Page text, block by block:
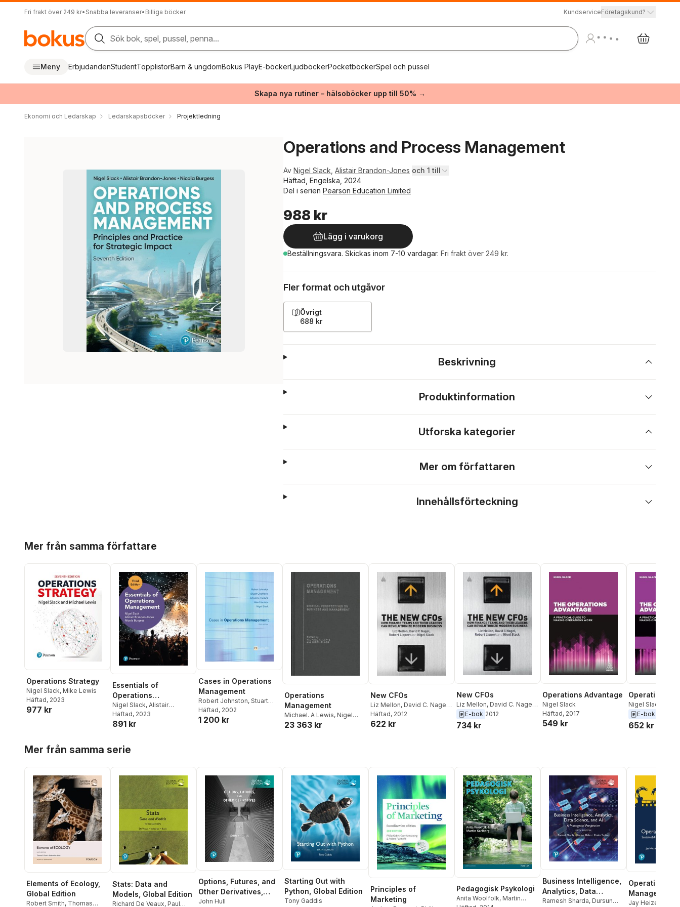
Fri frakt över 249 kr• Snabba leveranser• Billiga böcker KundserviceFöretagskund?
Sök bok, spel, pussel, penna...
Meny ErbjudandenStudentTopplistorBarn & ungdomBokus PlayE-böckerLjudböckerPocketböckerSpel och pussel
Skapa nya rutiner – hälsoböcker upp till 50% →
Ekonomi och Ledarskap Ledarskapsböcker Projektledning
Operations and Process Management
Av Nigel Slack Alistair Brandon-Jones och 1 till
Häftad, Engelska, 2024
Del i serien Pearson Education Limited
988 kr
Lägg i varukorg
Beställningsvara. Skickas inom 7-10 vardagar. Fri frakt över 249 kr.
Fler format och utgåvor
Övrigt
688 kr
Beskrivning
Produktinformation
Utforska kategorier
Mer om författaren
Innehållsförteckning
Mer från samma författare
Operations Strategy
Nigel Slack, Mike Lewis
Häftad, 2023
977 kr
Essentials of
Operations
Management
Nigel Slack, Alistair
Brandon-Jones
Burgess
Häftad, 2023
891 kr
Cases in Operations
Management
Robert Johnston, Stuart
Chambers,Nigel Slack
Alan Harrison
Häftad, 2002
1 200 kr
Operations
Management
Michael. A Lewis, Nigel
Slack
23 363 kr
New CFOs
Liz Mellon, David C. Nagel ,
Robert Lippert
Häftad, 2012
622 kr
New CFOs
Liz Mellon, David C. Nagel ,
Robert Lippert
E-bok 2012
734 kr
Operations Advantage
Nigel Slack
Häftad, 2017
549 kr
Operations
Nigel Slack
E-bok
652 kr
Mer från samma serie
Elements of Ecology,
Global Edition
Robert Smith, Thomas
Stats: Data and
Models, Global Edition
Richard De Veaux, Paul
Options, Futures, and
Other Derivatives,
Global Edition
John Hull
Starting Out with
Python, Global Edition
Tony Gaddis
Principles of
Marketing
Pedagogisk Psykologi
Anita Woolfolk, Martin
Business Intelligence,
Analytics, Data
Science, and AI,
Ramesh Sharda, Dursun
Operations
Management:
Sustainability
Jay Heizer